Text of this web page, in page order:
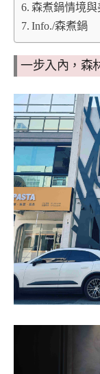
森煮鍋情境
Info./森煮鍋
一步入內，森